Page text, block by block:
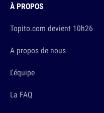
À PROPOS
Topito.com devient 10h26
A propos de nous
L'équipe
La FAQ